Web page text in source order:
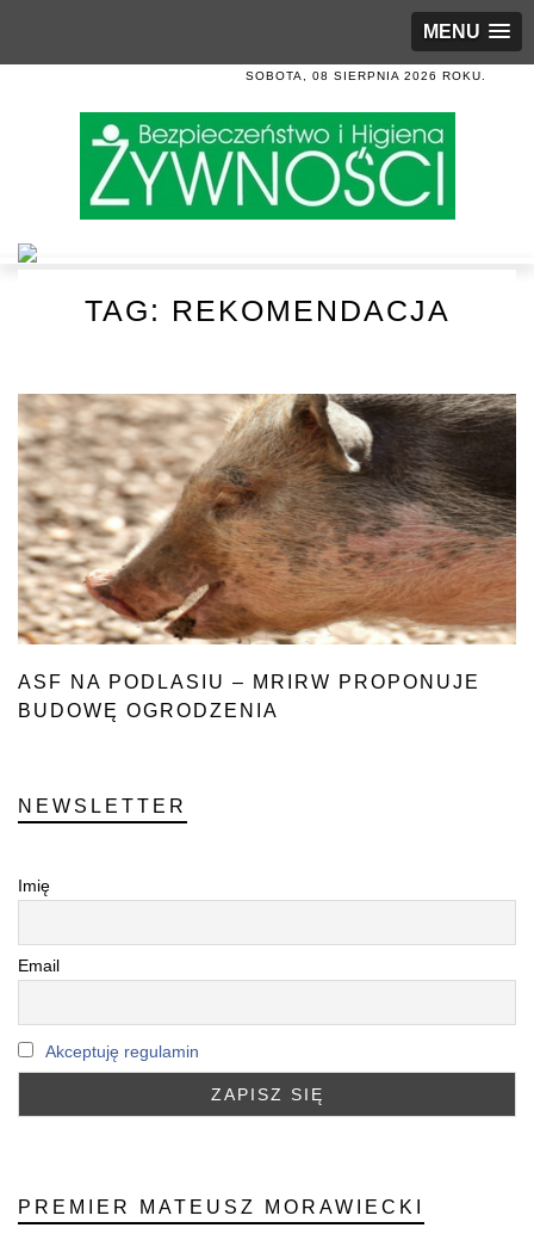
MENU
SOBOTA, 08 SIERPNIA 2026 ROKU.
TAG: REKOMENDACJA
ASF NA PODLASIU – MRIRW PROPONUJE
BUDOWĘ OGRODZENIA
NEWSLETTER
Imię
Email
Akceptuję regulamin
PREMIER MATEUSZ MORAWIECKI